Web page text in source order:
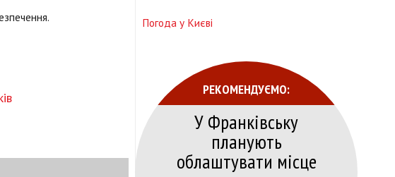
Погода у Києві
РЕКОМЕНДУЄМО:
У Франківську
планують
облаштувати місце